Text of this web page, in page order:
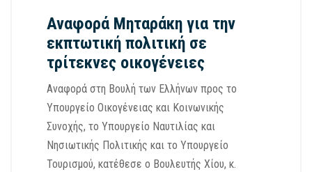
Αναφορά Μηταράκη για την
εκπτωτική πολιτική σε
τρίτεκνες οικογένειες
Αναφορά στη Βουλή των Ελλήνων προς το
Υπουργείο Οικογένειας και Κοινωνικής
Συνοχής, το Υπουργείο Ναυτιλίας και
Νησιωτικής Πολιτικής και το Υπουργείο
Τουρισμού, κατέθεσε ο Βουλευτής Χίου, κ.